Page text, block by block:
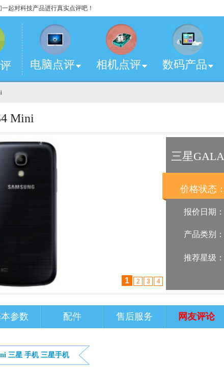
起对科技产品进行真实点评吧！
电脑点评 相机点评 数码产品
Mini
1 2 3 4
三星
价格状态
报价日期：
产品类别：
推荐星级：
参数 配件 售后服务 网友评论
三星 手机 三星手机